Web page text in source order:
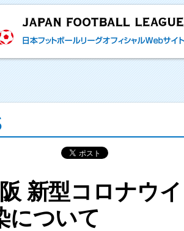
新型コロナウイ
について